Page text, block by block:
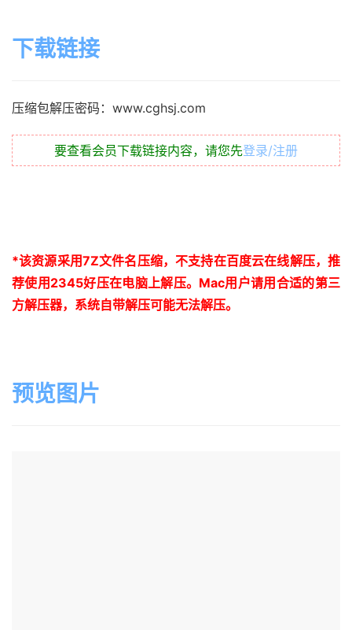
下载链接
压缩包解压密码：www.cghsj.com
要查看会员下载链接内容，请您先登录/注册
*该资源采用7Z文件名压缩，不支持在百度云在线解压，推
荐使用2345好压在电脑上解压。 Mac用户请用合适的第三
方解压器，系统自带解压可能无法解压。
预览图片